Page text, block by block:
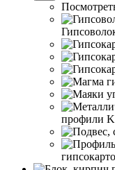
профили